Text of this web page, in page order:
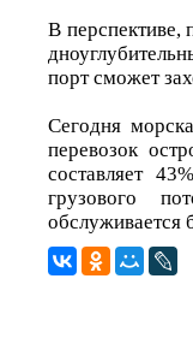
В перспективе,
порт сможет
Сегодня
перевозок
составляет
грузового
обслуживается